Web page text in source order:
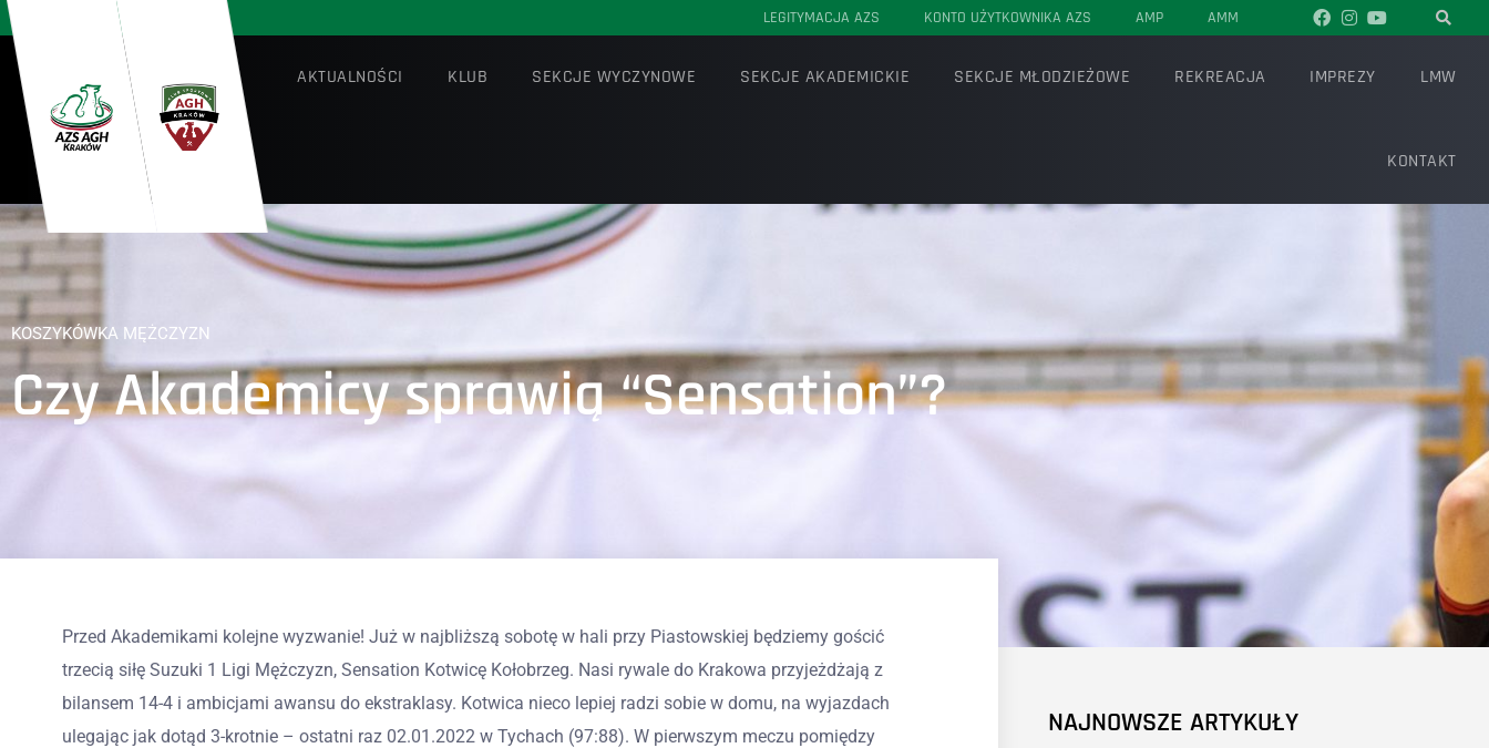
LEGITYMACJA AZS KONTO UŻYTKOWNIKA AZS AMP AMM
AKTUALNOŚCI KLUB SEKCJE WYCZYNOWE SEKCJE AKADEMICKIE SEKCJE MŁODZIEŻOWE REKREACJA IMPREZY LMW
KONTAKT
KOSZYKÓWKA MĘŻCZYZN
Czy Akademicy sprawią “Sensation”?
Przed Akademikami kolejne wyzwanie! Już w najbliższą sobotę w hali przy Piastowskiej będziemy gościć
trzecią siłę Suzuki 1 Ligi Mężczyzn, Sensation Kotwicę Kołobrzeg. Nasi rywale do Krakowa przyjeżdżają z
bilansem 14-4 i ambicjami awansu do ekstraklasy. Kotwica nieco lepiej radzi sobie w domu, na wyjazdach
ulegając jak dotąd 3-krotnie – ostatni raz 02.01.2022 w Tychach (97:88). W pierwszym meczu pomiędzy
NAJNOWSZE ARTYKUŁY